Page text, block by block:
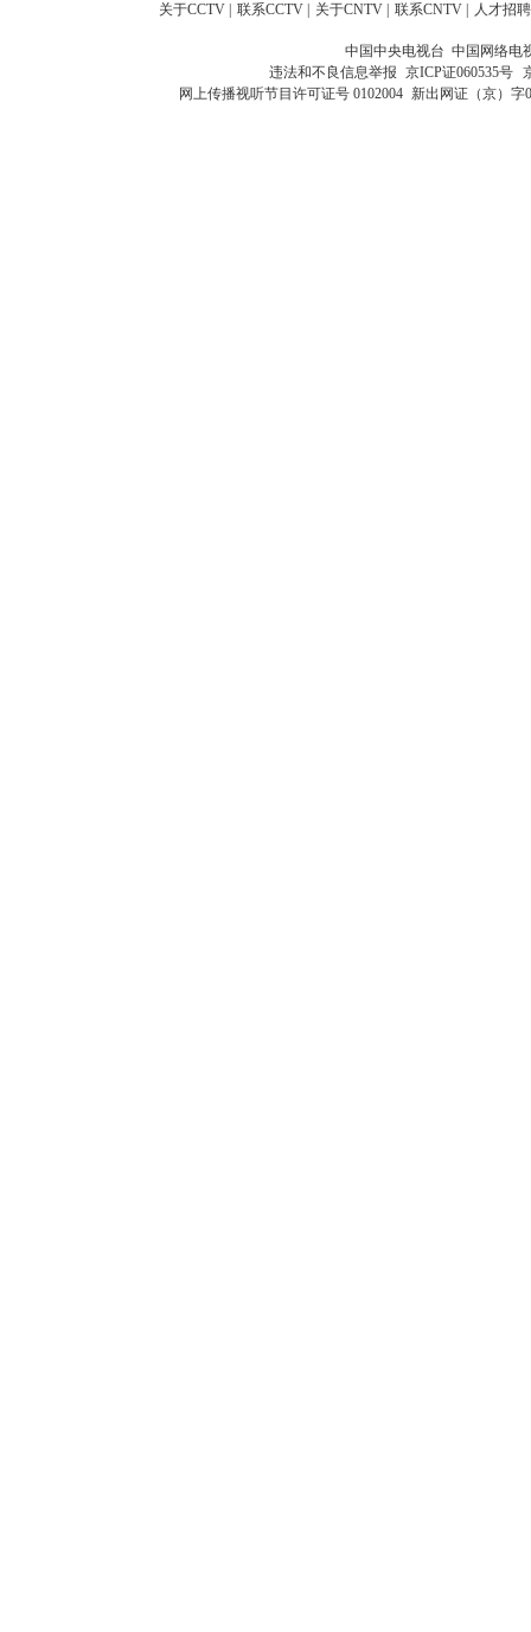
关于CCTV 联系CCTV 关于CNTV 联系CNTV 人才招聘
中国中央电视台 中国网络电
违法和不良信息举报 京ICP证060535号
网上传播视听节目许可证号 0102004 新出网证（京）